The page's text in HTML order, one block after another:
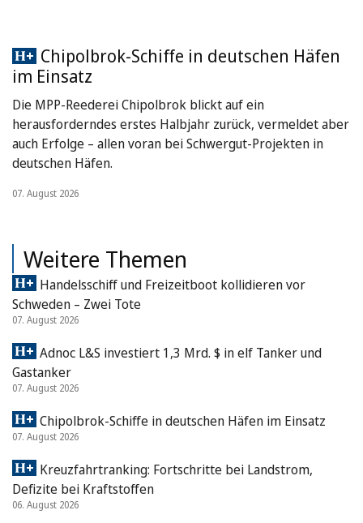
Chipolbrok-Schiffe in deutschen Häfen
im Einsatz
Die MPP-Reederei Chipolbrok blickt auf ein
herausforderndes erstes Halbjahr zurück, vermeldet aber
auch Erfolge – allen voran bei Schwergut-Projekten in
deutschen Häfen.
07. August 2026
Weitere Themen
Handelsschiff und Freizeitboot kollidieren vor
Schweden – Zwei Tote
07. August 2026
Adnoc L&S investiert 1,3 Mrd. $ in elf Tanker und
Gastanker
07. August 2026
Chipolbrok-Schiffe in deutschen Häfen im Einsatz
07. August 2026
Kreuzfahrtranking: Fortschritte bei Landstrom,
Defizite bei Kraftstoffen
06. August 2026